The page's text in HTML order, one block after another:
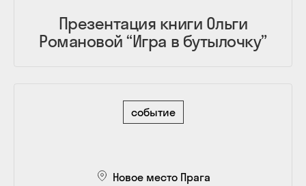
Презентация книги Ольги
Романовой “Игра в бутылочку”
событие
Новое место Прага